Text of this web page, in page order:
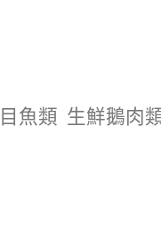
魚類 生鮮鵝肉